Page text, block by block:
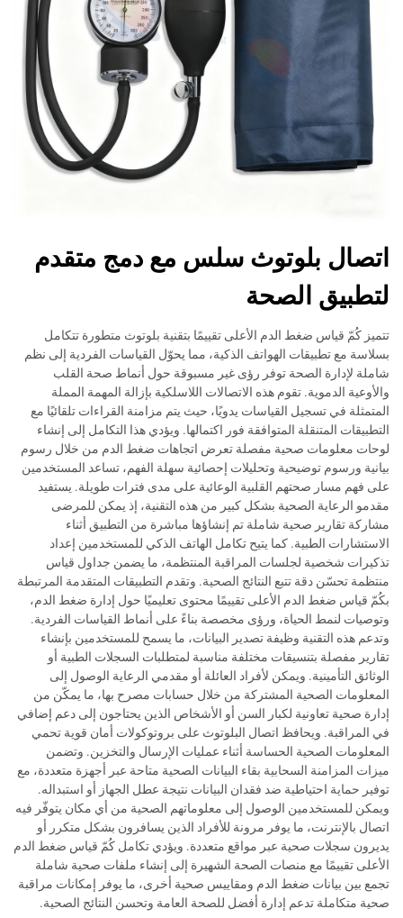
اتصال بلوتوث سلس مع دمج متقدم
لتطبيق الصحة
تتميز كُمّ قياس ضغط الدم الأعلى تقييمًا بتقنية بلوتوث متطورة تتكامل
بسلاسة مع تطبيقات الهواتف الذكية، مما يحوّل القياسات الفردية إلى نظم
شاملة لإدارة الصحة توفر رؤى غير مسبوقة حول أنماط صحة القلب
والأوعية الدموية. تقوم هذه الاتصالات اللاسلكية بإزالة المهمة المملة
المتمثلة في تسجيل القياسات يدويًا، حيث يتم مزامنة القراءات تلقائيًا مع
التطبيقات المتنقلة المتوافقة فور اكتمالها. ويؤدي هذا التكامل إلى إنشاء
لوحات معلومات صحية مفصلة تعرض اتجاهات ضغط الدم من خلال رسوم
بيانية ورسوم توضيحية وتحليلات إحصائية سهلة الفهم، تساعد المستخدمين
على فهم مسار صحتهم القلبية الوعائية على مدى فترات طويلة. يستفيد
مقدمو الرعاية الصحية بشكل كبير من هذه التقنية، إذ يمكن للمرضى
مشاركة تقارير صحية شاملة تم إنشاؤها مباشرة من التطبيق أثناء
الاستشارات الطبية. كما يتيح تكامل الهاتف الذكي للمستخدمين إعداد
تذكيرات شخصية لجلسات المراقبة المنتظمة، ما يضمن جداول قياس
منتظمة تحسّن دقة تتبع النتائج الصحية. وتقدم التطبيقات المتقدمة المرتبطة
بكُمّ قياس ضغط الدم الأعلى تقييمًا محتوى تعليميًا حول إدارة ضغط الدم،
وتوصيات لنمط الحياة، ورؤى مخصصة بناءً على أنماط القياسات الفردية.
وتدعم هذه التقنية وظيفة تصدير البيانات، ما يسمح للمستخدمين بإنشاء
تقارير مفصلة بتنسيقات مختلفة مناسبة لمتطلبات السجلات الطبية أو
الوثائق التأمينية. ويمكن لأفراد العائلة أو مقدمي الرعاية الوصول إلى
المعلومات الصحية المشتركة من خلال حسابات مصرح بها، ما يمكّن من
إدارة صحية تعاونية لكبار السن أو الأشخاص الذين يحتاجون إلى دعم إضافي
في المراقبة. ويحافظ اتصال البلوتوث على بروتوكولات أمان قوية تحمي
المعلومات الصحية الحساسة أثناء عمليات الإرسال والتخزين. وتضمن
ميزات المزامنة السحابية بقاء البيانات الصحية متاحة عبر أجهزة متعددة، مع
توفير حماية احتياطية ضد فقدان البيانات نتيجة عطل الجهاز أو استبداله.
ويمكن للمستخدمين الوصول إلى معلوماتهم الصحية من أي مكان يتوفّر فيه
اتصال بالإنترنت، ما يوفر مرونة للأفراد الذين يسافرون بشكل متكرر أو
يديرون سجلات صحية عبر مواقع متعددة. ويؤدي تكامل كُمّ قياس ضغط الدم
الأعلى تقييمًا مع منصات الصحة الشهيرة إلى إنشاء ملفات صحية شاملة
تجمع بين بيانات ضغط الدم ومقاييس صحية أخرى، ما يوفر إمكانات مراقبة
صحية متكاملة تدعم إدارة أفضل للصحة العامة وتحسن النتائج الصحية.